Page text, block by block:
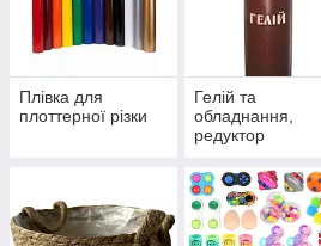
Плівка для
плоттерної різки
Гелій та
обладнання,
редуктор